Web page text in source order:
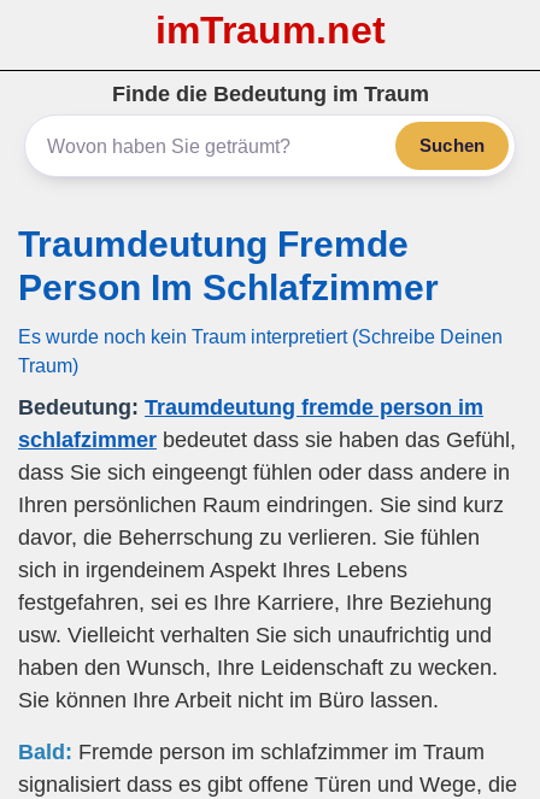
imTraum.net
Finde die Bedeutung im Traum
Suchen
Traumdeutung Fremde
Person Im Schlafzimmer
Es wurde noch kein Traum interpretiert (Schreibe Deinen
Traum)
Bedeutung: Traumdeutung fremde person im
schlafzimmer bedeutet dass sie haben das Gefühl,
dass Sie sich eingeengt fühlen oder dass andere in
Ihren persönlichen Raum eindringen. Sie sind kurz
davor, die Beherrschung zu verlieren. Sie fühlen
sich in irgendeinem Aspekt Ihres Lebens
festgefahren, sei es Ihre Karriere, Ihre Beziehung
usw. Vielleicht verhalten Sie sich unaufrichtig und
haben den Wunsch, Ihre Leidenschaft zu wecken.
Sie können Ihre Arbeit nicht im Büro lassen.
Bald: Fremde person im schlafzimmer im Traum
signalisiert dass es gibt offene Türen und Wege, die